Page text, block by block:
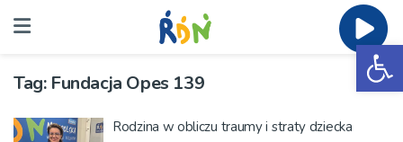
Tag: Fundacja Opes 139
Rodzina w obliczu traumy i straty dziecka